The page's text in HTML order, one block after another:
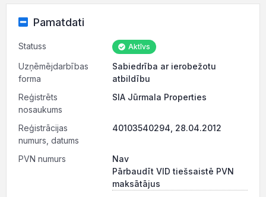
Pamatdati
Statuss Aktīvs
Uzņēmējdarbības
forma
Sabiedrība ar ierobežotu
atbildību
Reģistrēts
nosaukums
SIA Jūrmala Properties
Reģistrācijas
numurs, datums
40103540294, 28.04.2012
PVN numurs
Nav
Pārbaudīt VID tiešsaistē PVN
maksātājus